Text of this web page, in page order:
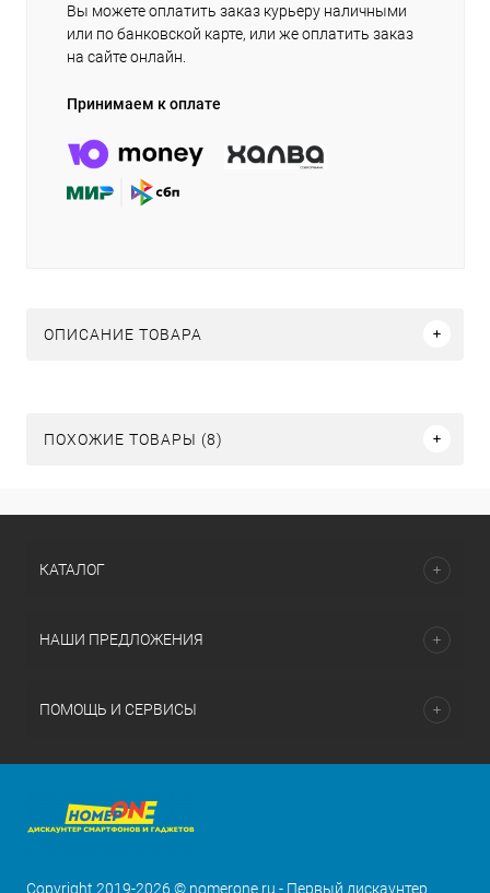
Вы можете оплатить заказ курьеру наличными
или по банковской карте, или же оплатить заказ
на сайте онлайн.
Принимаем к оплате
ОПИСАНИЕ ТОВАРА
ПОХОЖИЕ ТОВАРЫ (8)
КАТАЛОГ
НАШИ ПРЕДЛОЖЕНИЯ
ПОМОЩЬ И СЕРВИСЫ
Copyright 2019-2026 © nomerone.ru - Первый дискаунтер